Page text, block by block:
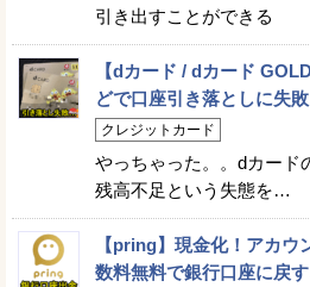
引き出すことができる
【dカード / dカード
どで口座引き落としに失
クレジットカード
やっちゃった。。dカード
残高不足という失態を…
【pring】現金化！アカウ
数料無料で銀行口座に戻